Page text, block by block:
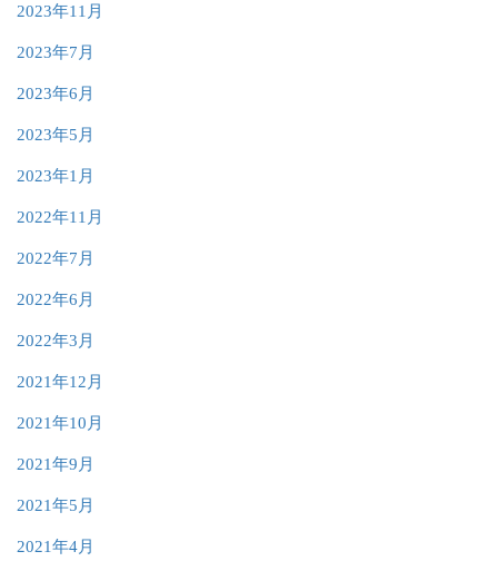
2023年11月
2023年7月
2023年6月
2023年5月
2023年1月
2022年11月
2022年7月
2022年6月
2022年3月
2021年12月
2021年10月
2021年9月
2021年5月
2021年4月